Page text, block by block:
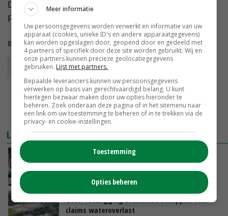
Duidelijk is dat ons bestaansrecht verandert, als de
proef doorgaat.'
Bekijk meer over:
waterschap friesland
LEES OOK
ZLTO ziet kansen voor claims waterschade
Geen toezegging Brabantse schappen over
claims wateroverlast
Meer informatie
Uw persoonsgegevens worden verwerkt en informatie van uw
apparaat (cookies, unieke ID's en andere apparaatgegevens)
kan worden opgeslagen door, geopend door en gedeeld met
4 partners of specifiek door deze site worden gebruikt. Wij en
onze partners kunnen precieze geolocatiegegevens
gebruiken. Lijst met partners.
Bepaalde leveranciers kunnen uw persoonsgegevens
verwerken op basis van gerechtvaardigd belang. U kunt
hiertegen bezwaar maken door uw opties hieronder te
beheren. Zoek onderaan deze pagina of in het sitemenu naar
een link om uw toestemming te beheren of in te trekken via de
privacy- en cookie-instellingen.
Toestemming
Opties beheren